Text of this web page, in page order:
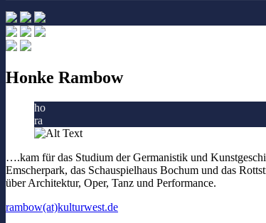
Honke Rambow
ho
ra
….kam für das Studium der Germanistik und
Emscherpark, das Schauspielhaus Bochum und das
über Architektur, Oper, Tanz und Performance.
rambow(at)kulturwest.de